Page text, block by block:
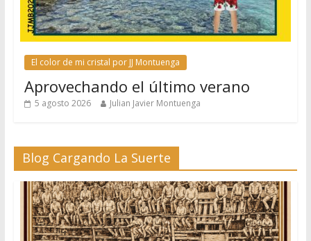
El color de mi cristal por JJ Montuenga
Aprovechando el último verano
5 agosto 2026 Julian Javier Montuenga
Blog Cargando La Suerte